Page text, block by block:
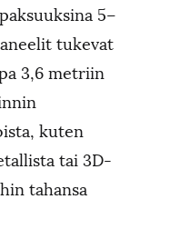
5–
tukevat
3,6 metriin
kuten
tai 3D-
tahansa